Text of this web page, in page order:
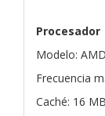
Procesador
Modelo:
Frecuencia
Caché: 16